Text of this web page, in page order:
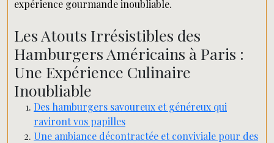
expérience gourmande inoubliable.
Les Atouts Irrésistibles des
Hamburgers Américains à Paris :
Une Expérience Culinaire
Inoubliable
Des hamburgers savoureux et généreux qui
raviront vos papilles
Une ambiance décontractée et conviviale pour des